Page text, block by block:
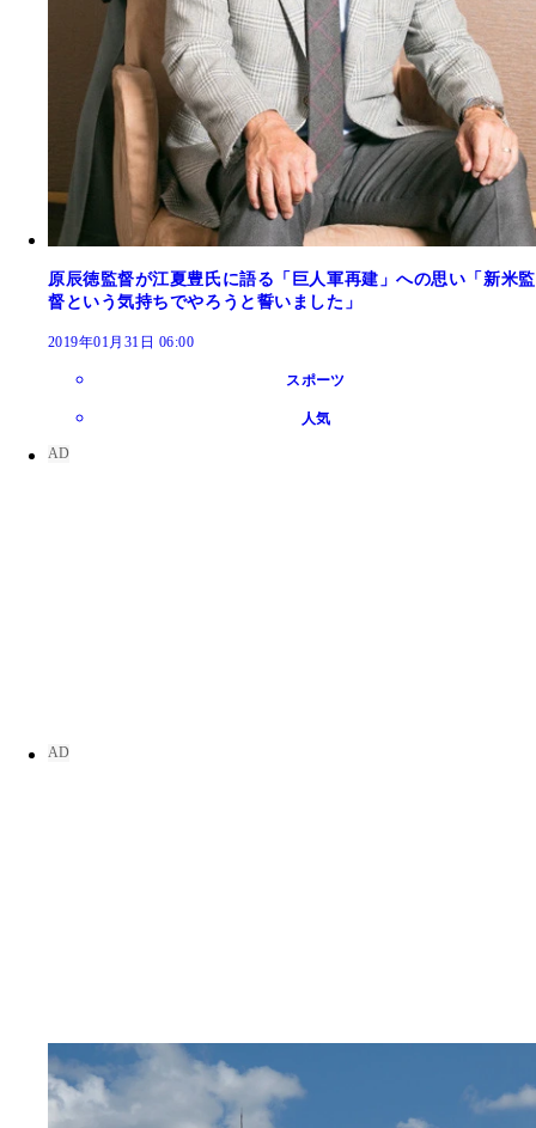
原辰徳監督が江夏豊氏に語る「巨人軍再建」への思い「新米監
督という気持ちでやろうと誓いました」
2019年01月31日 06:00
スポーツ
人気